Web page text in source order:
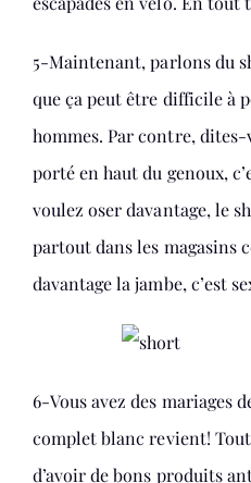
5-Maintenant, parlons du
que ça peut être difficile à
hommes. Par contre,
porté en haut du genoux,
voulez oser davantage, le
partout dans les magasins
davantage la jambe, c’est
6-Vous avez des mariages
complet blanc revient!
d’avoir de bons produits